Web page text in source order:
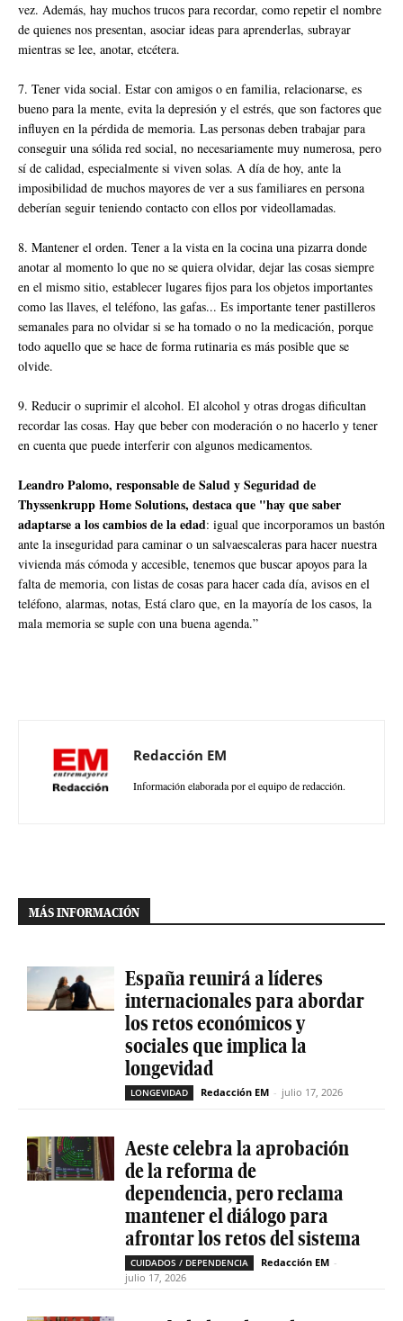
vez. Además, hay muchos trucos para recordar, como repetir el nombre
de quienes nos presentan, asociar ideas para aprenderlas, subrayar
mientras se lee, anotar, etcétera.
7. Tener vida social. Estar con amigos o en familia, relacionarse, es
bueno para la mente, evita la depresión y el estrés, que son factores que
influyen en la pérdida de memoria. Las personas deben trabajar para
conseguir una sólida red social, no necesariamente muy numerosa, pero
sí de calidad, especialmente si viven solas. A día de hoy, ante la
imposibilidad de muchos mayores de ver a sus familiares en persona
deberían seguir teniendo contacto con ellos por videollamadas.
8. Mantener el orden. Tener a la vista en la cocina una pizarra donde
anotar al momento lo que no se quiera olvidar, dejar las cosas siempre
en el mismo sitio, establecer lugares fijos para los objetos importantes
como las llaves, el teléfono, las gafas... Es importante tener pastilleros
semanales para no olvidar si se ha tomado o no la medicación, porque
todo aquello que se hace de forma rutinaria es más posible que se
olvide.
9. Reducir o suprimir el alcohol. El alcohol y otras drogas dificultan
recordar las cosas. Hay que beber con moderación o no hacerlo y tener
en cuenta que puede interferir con algunos medicamentos.
Leandro Palomo, responsable de Salud y Seguridad de
Thyssenkrupp Home Solutions, destaca que "hay que saber
adaptarse a los cambios de la edad: igual que incorporamos un bastón
ante la inseguridad para caminar o un salvaescaleras para hacer nuestra
vivienda más cómoda y accesible, tenemos que buscar apoyos para la
falta de memoria, con listas de cosas para hacer cada día, avisos en el
teléfono, alarmas, notas, Está claro que, en la mayoría de los casos, la
mala memoria se suple con una buena agenda.”
Redacción EM
Información elaborada por el equipo de redacción.
MÁS INFORMACIÓN
España reunirá a líderes
internacionales para abordar
los retos económicos y
sociales que implica la
longevidad
LONGEVIDAD Redacción EM - julio 17, 2026
Aeste celebra la aprobación
de la reforma de
dependencia, pero reclama
mantener el diálogo para
afrontar los retos del sistema
CUIDADOS / DEPENDENCIA Redacción EM -
julio 17, 2026